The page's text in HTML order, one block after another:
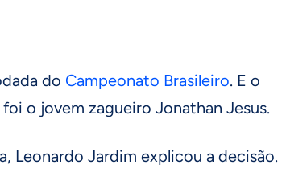
do Campeonato Brasileiro. E o
o jovem zagueiro Jonathan Jesus.
Leonardo Jardim explicou a decisão.